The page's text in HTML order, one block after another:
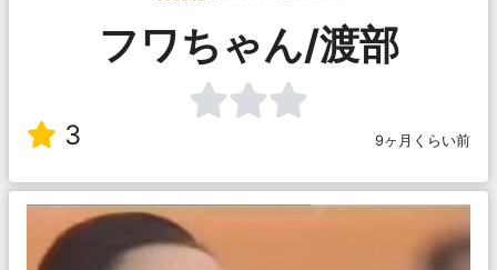
フワちゃん/渡部
3 9ヶ月くらい前